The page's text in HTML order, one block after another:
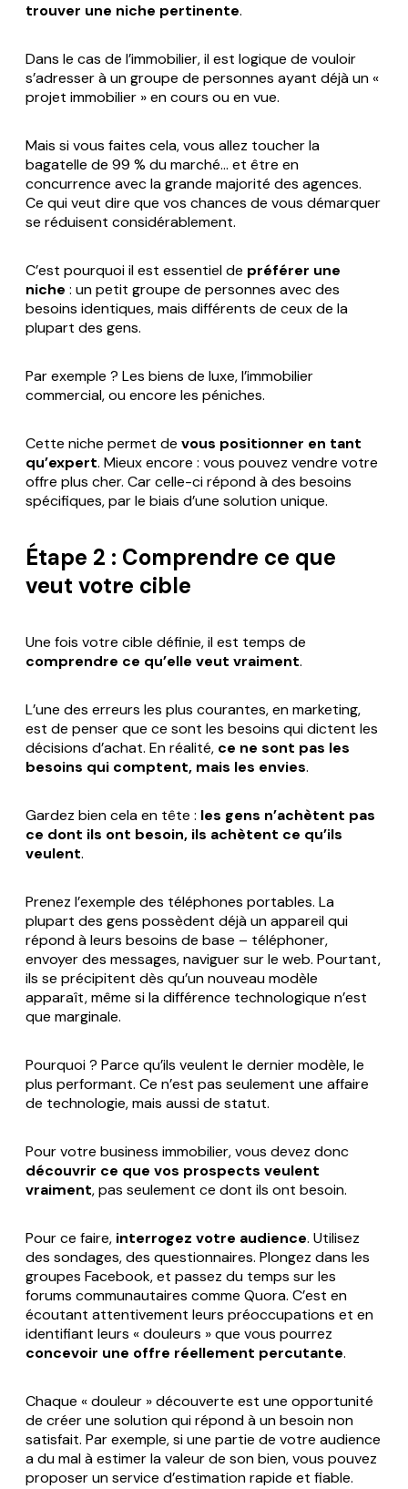
trouver une niche pertinente.
Dans le cas de l’immobilier, il est logique de vouloir
s’adresser à un groupe de personnes ayant déjà un «
projet immobilier » en cours ou en vue.
Mais si vous faites cela, vous allez toucher la
bagatelle de 99 % du marché… et être en
concurrence avec la grande majorité des agences.
Ce qui veut dire que vos chances de vous démarquer
se réduisent considérablement.
C’est pourquoi il est essentiel de préférer une
niche : un petit groupe de personnes avec des
besoins identiques, mais différents de ceux de la
plupart des gens.
Par exemple ? Les biens de luxe, l’immobilier
commercial, ou encore les péniches.
Cette niche permet de vous positionner en tant
qu’expert. Mieux encore : vous pouvez vendre votre
offre plus cher. Car celle-ci répond à des besoins
spécifiques, par le biais d’une solution unique.
Étape 2 : Comprendre ce que
veut votre cible
Une fois votre cible définie, il est temps de
comprendre ce qu’elle veut vraiment.
L’une des erreurs les plus courantes, en marketing,
est de penser que ce sont les besoins qui dictent les
décisions d’achat. En réalité, ce ne sont pas les
besoins qui comptent, mais les envies.
Gardez bien cela en tête : les gens n’achètent pas
ce dont ils ont besoin, ils achètent ce qu’ils
veulent.
Prenez l’exemple des téléphones portables. La
plupart des gens possèdent déjà un appareil qui
répond à leurs besoins de base – téléphoner,
envoyer des messages, naviguer sur le web. Pourtant,
ils se précipitent dès qu’un nouveau modèle
apparaît, même si la différence technologique n’est
que marginale.
Pourquoi ? Parce qu’ils veulent le dernier modèle, le
plus performant. Ce n’est pas seulement une affaire
de technologie, mais aussi de statut.
Pour votre business immobilier, vous devez donc
découvrir ce que vos prospects veulent
vraiment, pas seulement ce dont ils ont besoin.
Pour ce faire, interrogez votre audience. Utilisez
des sondages, des questionnaires. Plongez dans les
groupes Facebook, et passez du temps sur les
forums communautaires comme Quora. C’est en
écoutant attentivement leurs préoccupations et en
identifiant leurs « douleurs » que vous pourrez
concevoir une offre réellement percutante.
Chaque « douleur » découverte est une opportunité
de créer une solution qui répond à un besoin non
satisfait. Par exemple, si une partie de votre audience
a du mal à estimer la valeur de son bien, vous pouvez
proposer un service d’estimation rapide et fiable.